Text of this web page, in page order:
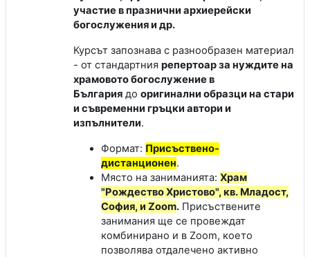
участие в празнични архиерейски
богослужения и др.
Курсът запознава с разнообразен материал
- от стандартниярепертоар за нуждите на
храмовото богослужение в
България дооригинални образци на стари
и съвременни гръцки автори и
изпълнители.
Формат: Присъствено-
дистанционен.
Място на заниманията:Храм
"Рождество Христово", кв. Младост,
София, и Zoom. Присъствените
занимания ще се провеждат
комбинирано и в Zoom, което
позволява отдалечено активно